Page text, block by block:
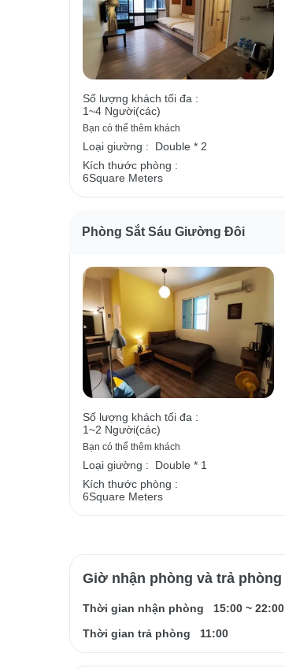
Số lượng khách tối đa :
1~4 Người(các)
Bạn có thể thêm khách
Loại giường :
Double * 2
Kích thước phòng :
6Square Meters
Phòng Sắt Sáu Giường Đôi
Số lượng khách tối đa :
1~2 Người(các)
Bạn có thể thêm khách
Loại giường :
Double * 1
Kích thước phòng :
6Square Meters
Giờ nhận phòng và trả phòng
Thời gian nhận phòng 15:00 ~ 22:00
Thời gian trả phòng
11:00